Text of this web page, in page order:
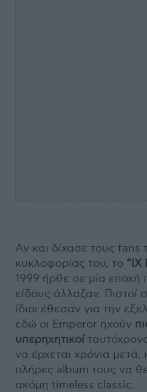
Αν και δίχασε τους fans
κυκλοφορίας του, το “IX
1999 ήρθε σε μία εποχή
είδους άλλαζαν. Πιστοί
ίδιοι έθεσαν για την
εδώ οι Emperor ηχούν
υπερηχητικοί
να έρχεται χρόνια μετά,
πλήρες album τους να
ακόμη timeless classic.